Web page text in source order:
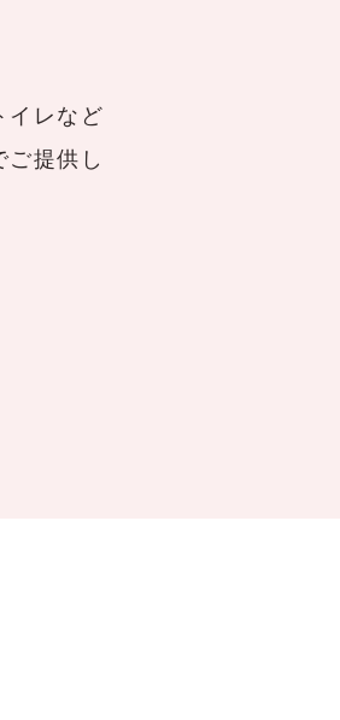
イレなど
提供し